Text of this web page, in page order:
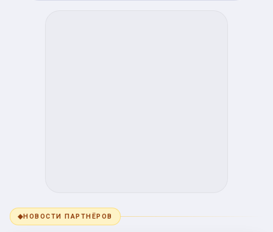
◆НОВОСТИ ПАРТНЁРОВ